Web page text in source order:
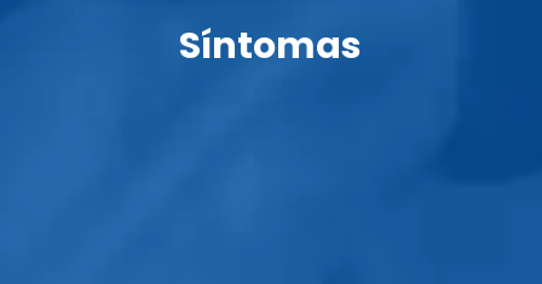
Síntomas